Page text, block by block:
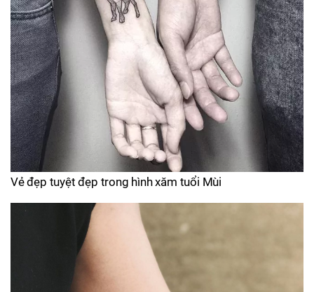
Vẻ đẹp tuyệt đẹp trong hình xăm tuổi Mùi